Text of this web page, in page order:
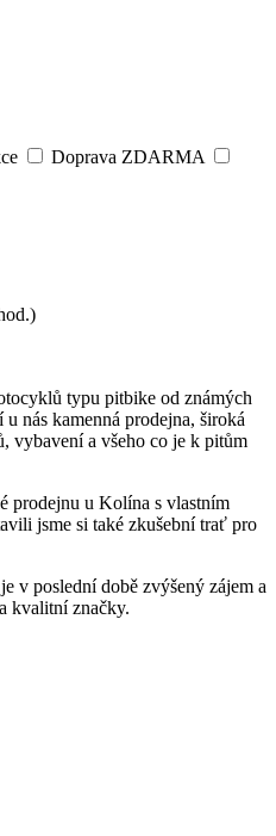
Doprava ZDARMA
typu pitbike od známých
nás kamenná prodejna, široká
vybavení a všeho co je k pitům
prodejnu u Kolína s vlastním
jsme si také zkušební trať pro
v poslední době zvýšený zájem a
kvalitní značky.